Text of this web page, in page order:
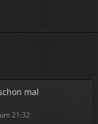
mal
21:32